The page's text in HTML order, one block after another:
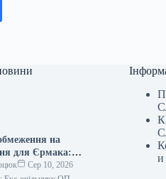
на
для Єрмака:
подорожувати
Сер 10, 2026
и